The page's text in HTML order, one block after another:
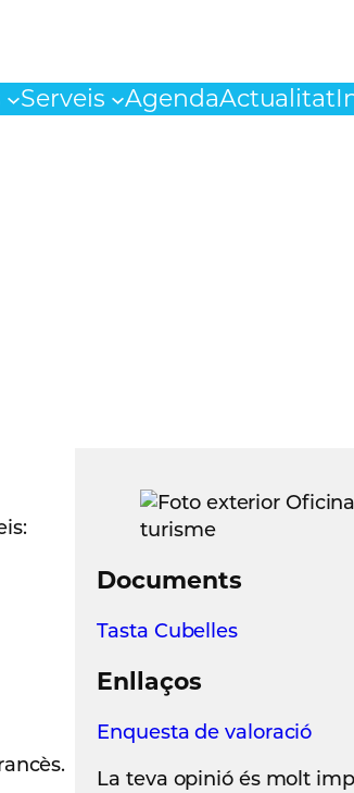
Serveis AgendaActualitat
Documents
Tasta Cubelles
Enllaços
Enquesta de valoració
La teva opinió és molt